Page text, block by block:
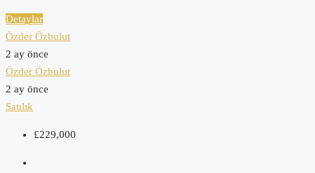
Detaylar
Özder Özbulut
2 ay önce
Özder Özbulut
2 ay önce
Satılık
£229,000